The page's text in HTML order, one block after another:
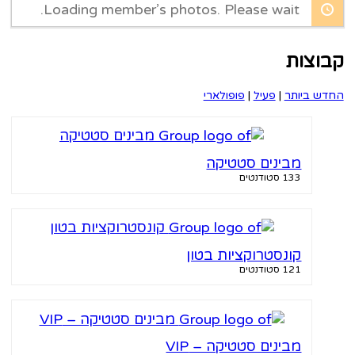
Loading member’s photos. Please wait.
ביותר | פעיל | פופולארי
מבינים סטטיקה
קונסטרוקציות בטון
מבינים סטטיקה – VIP